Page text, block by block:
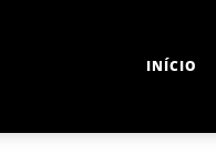
INÍCIO